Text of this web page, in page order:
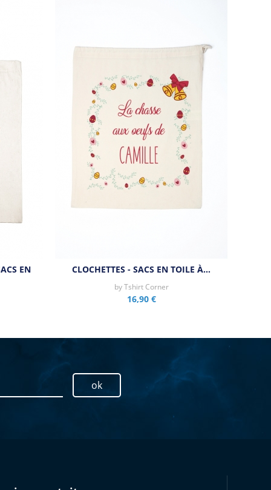
EN CLOCHETTES - SACS EN TOILE À…
byTshirt Corner
16,90 €
ok